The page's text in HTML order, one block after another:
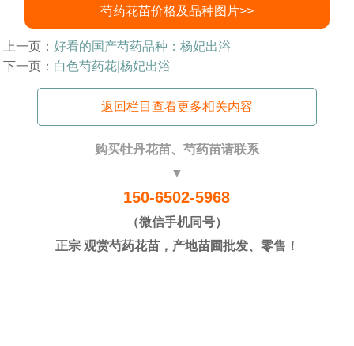
芍药花苗价格及品种图片>>
上一页：好看的国产芍药品种：杨妃出浴
下一页： 白色芍药花|杨妃出浴
返回栏目查看更多相关内容
购买牡丹花苗、芍药苗请联系
▼
150-6502-5968
（微信手机同号）
正宗 观赏芍药花苗，产地苗圃批发、零售！